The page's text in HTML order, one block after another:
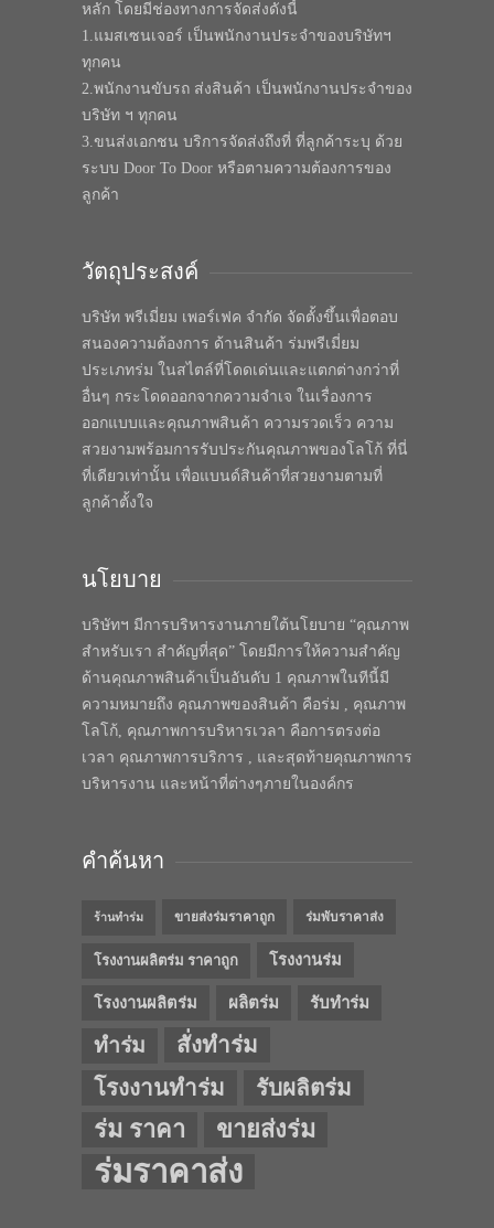
หลัก โดยมีช่องทางการจัดส่งดังนี้
1.แมสเซนเจอร์ เป็นพนักงานประจำของบริษัทฯ
ทุกคน
2.พนักงานขับรถ ส่งสินค้า เป็นพนักงานประจำของ
บริษัท ฯ ทุกคน
3.ขนส่งเอกชน บริการจัดส่งถึงที่ ที่ลูกค้าระบุ ด้วย
ระบบ Door To Door หรือตามความต้องการของ
ลูกค้า
วัตถุประสงค์
บริษัท พรีเมี่ยม เพอร์เฟค จำกัด จัดตั้งขึ้นเพื่อตอบ
สนองความต้องการ ด้านสินค้า ร่มพรีเมี่ยม
ประเภทร่ม ในสไตล์ที่โดดเด่นและแตกต่างกว่าที่
อื่นๆ กระโดดออกจากความจำเจ ในเรื่องการ
ออกแบบและคุณภาพสินค้า ความรวดเร็ว ความ
สวยงามพร้อมการรับประกันคุณภาพของโลโก้ ที่นี่
ที่เดียวเท่านั้น เพื่อแบนด์สินค้าที่สวยงามตามที่
ลูกค้าตั้งใจ
นโยบาย
บริษัทฯ มีการบริหารงานภายใต้นโยบาย “คุณภาพ
สำหรับเรา สำคัญที่สุด” โดยมีการให้ความสำคัญ
ด้านคุณภาพสินค้าเป็นอันดับ 1 คุณภาพในทีนี้มี
ความหมายถึง คุณภาพของสินค้า คือร่ม , คุณภาพ
โลโก้, คุณภาพการบริหารเวลา คือการตรงต่อ
เวลา คุณภาพการบริการ , และสุดท้ายคุณภาพการ
บริหารงาน และหน้าที่ต่างๆภายในองค์กร
คำค้นหา
ร้านทำร่ม ขายส่งร่มราคาถูก ร่มพับราคาส่ง
โรงงานผลิตร่ม ราคาถูก โรงงานร่ม
โรงงานผลิตร่ม ผลิตร่ม รับทำร่ม
ทำร่ม
สั่งทำร่ม
โรงงานทำร่ม
รับผลิตร่ม
ร่ม ราคา ขายส่งร่ม
ร่มราคาส่ง